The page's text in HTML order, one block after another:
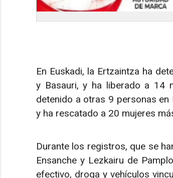
En Euskadi, la Ertzaintza ha
y Basauri, y ha liberado a 14
detenido a otras 9 personas en
y ha rescatado a 20 mujeres
Durante los registros, que se
Ensanche y Lezkairu de
efectivo, droga y vehículos